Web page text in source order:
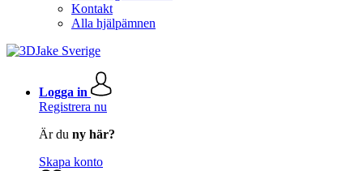
Kontakt
Alla hjälpämnen
Logga in
Registrera nu
Är du ny här?
Skapa konto